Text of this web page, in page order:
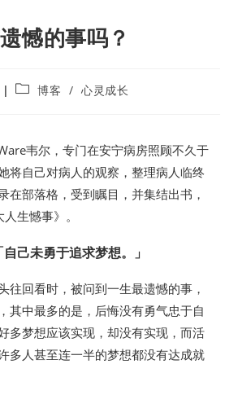
憾的事吗？
博客 / 心灵成长
韦尔，专门在安宁病房照顾不久于
将自己对病人的观察，整理病人临终
在部落格，受到瞩目，并集结出书，
生憾事》。
己未勇于追求梦想。」
往回看时，被问到一生最遗憾的事，
其中最多的是，后悔没有勇气忠于自
多梦想应该实现，却没有实现，而活
多人甚至连一半的梦想都没有达成就